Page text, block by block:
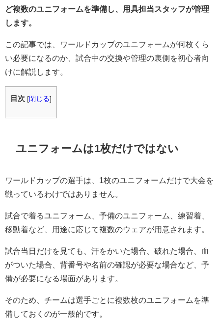
ど複数のユニフォームを準備し、用具担当スタッフが管理
します。
この記事では、ワールドカップのユニフォームが何枚くら
い必要になるのか、試合中の交換や管理の裏側を初心者向
けに解説します。
目次 [閉じる]
ユニフォームは1枚だけではない
ワールドカップの選手は、1枚のユニフォームだけで大会を
戦っているわけではありません。
試合で着るユニフォーム、予備のユニフォーム、練習着、
移動着など、用途に応じて複数のウェアが用意されます。
試合当日だけを見ても、汗をかいた場合、破れた場合、血
がついた場合、背番号や名前の確認が必要な場合など、予
備が必要になる場面があります。
そのため、チームは選手ごとに複数枚のユニフォームを準
備しておくのが一般的です。